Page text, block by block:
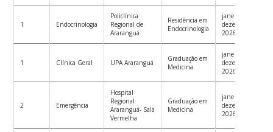
1 Endocrinologia
Policlínica
Regional de
Araranguá
Residência em
Endocrinologia
janeiro a
dezembro
2026
1 Clínica Geral UPA Araranguá
Graduação em
Medicina
janeiro a
dezembro
2026
2 Emergência
Hospital
Regional
Araranguá- Sala
Vermelha
Graduação em
Medicina
janeiro a
dezembro
2026